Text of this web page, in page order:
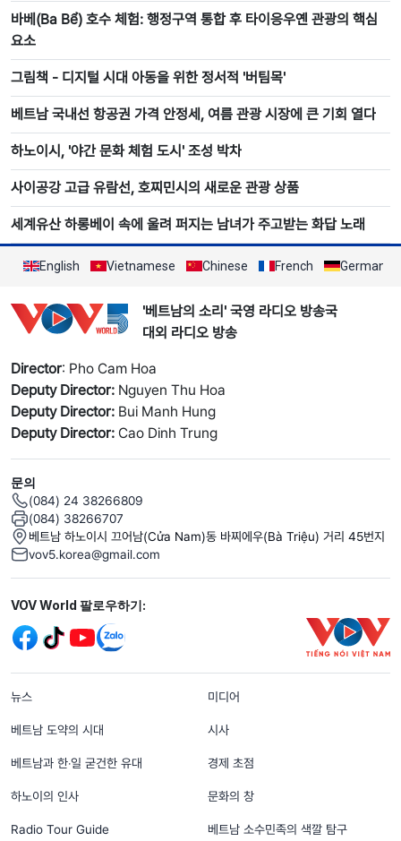
바베(Ba Bể) 호수 체험: 행정구역 통합 후 타이응우옌 관광의 핵심
요소
그림책 - 디지털 시대 아동을 위한 정서적 '버팀목'
베트남 국내선 항공권 가격 안정세, 여름 관광 시장에 큰 기회 열다
하노이시, '야간 문화 체험 도시' 조성 박차
사이공강 고급 유람선, 호찌민시의 새로운 관광 상품
세계유산 하롱베이 속에 울려 퍼지는 남녀가 주고받는 화답 노래
English Vietnamese Chinese French German
'베트남의 소리' 국영 라디오 방송국
대외 라디오 방송
Director: Pho Cam Hoa
Deputy Director: Nguyen Thu Hoa
Deputy Director: Bui Manh Hung
Deputy Director: Cao Dinh Trung
문의
(084) 24 38266809
(084) 38266707
베트남 하노이시 끄어남(Cửa Nam)동 바찌에우(Bà Triệu) 거리 45번지
vov5.korea@gmail.com
Mạng xã hội
VOV World 팔로우하기:
menu footer tiếng Hàn
뉴스 미디어
베트남 도약의 시대 시사
베트남과 한‧일 굳건한 유대 경제 초점
하노이의 인사 문화의 창
Radio Tour Guide 베트남 소수민족의 색깔 탐구